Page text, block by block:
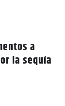
a
la sequía